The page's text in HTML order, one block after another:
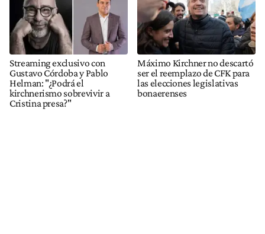
Streaming exclusivo con
Gustavo Córdoba y Pablo
Helman: "¿Podrá el
kirchnerismo sobrevivir a
Cristina presa?"
Máximo Kirchner no descartó
ser el reemplazo de CFK para
las elecciones legislativas
bonaerenses